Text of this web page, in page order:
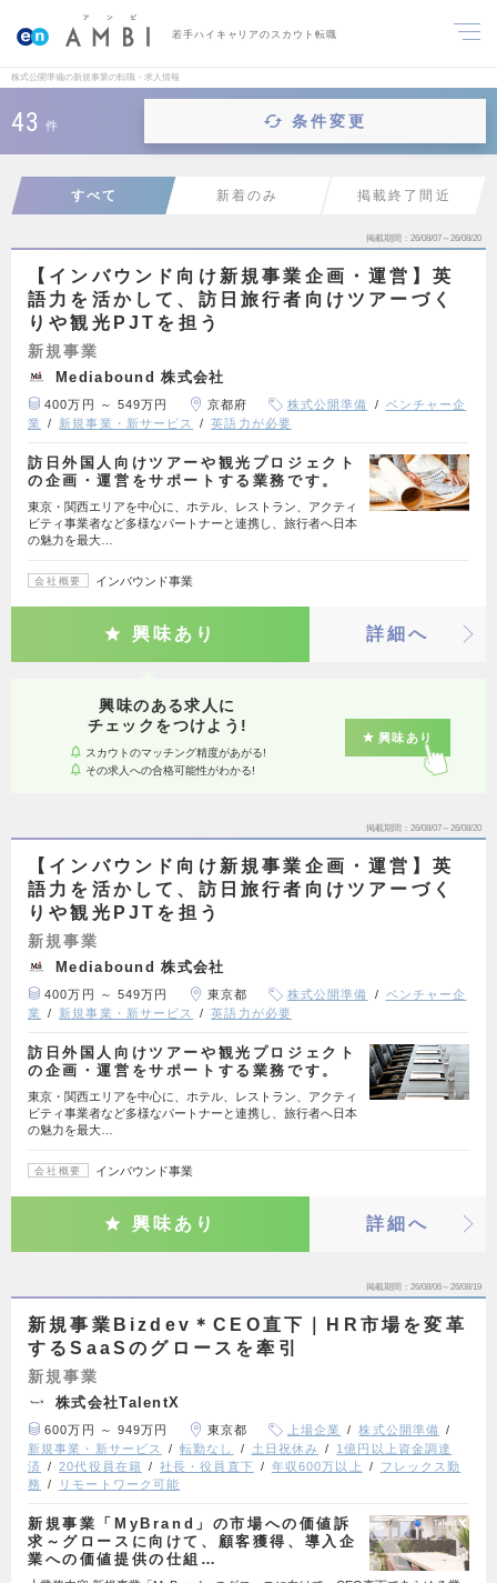
若手ハイキャリアのスカウト転職
株式公開準備の新規事業の転職・求人情報
43 件 条件変更
すべて 新着のみ 掲載終了間近
掲載期間 26/08/07～26/08/20
【インバウンド向け新規事業企画・運営】英
語力を活かして、訪日旅行者向けツアーづく
りや観光PJTを担う
新規事業
Mediabound 株式会社
400万円 ～ 549万円 京都府 株式公開準備
ベンチャー企
業
新規事業・新サービス 英語力が必要
訪日外国人向けツアーや観光プロジェクト
の企画・運営をサポートする業務です。
東京・関西エリアを中心に、ホテル、レストラン、アクティ
ビティ事業者など多様なパートナーと連携し、旅行者へ日本
の魅力を最大…
会社概要 インバウンド事業
興味あり 詳細へ
興味のある求人に
チェックをつけよう!
スカウトのマッチング精度があがる!
その求人への合格可能性がわかる!
興味あり
掲載期間 26/08/07～26/08/20
【インバウンド向け新規事業企画・運営】英
語力を活かして、訪日旅行者向けツアーづく
りや観光PJTを担う
新規事業
Mediabound 株式会社
400万円 ～ 549万円 東京都 株式公開準備
ベンチャー企
業
新規事業・新サービス 英語力が必要
訪日外国人向けツアーや観光プロジェクト
の企画・運営をサポートする業務です。
東京・関西エリアを中心に、ホテル、レストラン、アクティ
ビティ事業者など多様なパートナーと連携し、旅行者へ日本
の魅力を最大…
会社概要 インバウンド事業
興味あり 詳細へ
掲載期間 26/08/06～26/08/19
新規事業Bizdev＊CEO直下｜HR市場を変革
するSaaSのグロースを牽引
新規事業
株式会社TalentX
600万円 ～ 949万円 東京都 上場企業
株式公開準備
新規事業・新サービス
転勤なし 土日祝休み
1億円以上資金調達
済
20代役員在籍 社長・役員直下 年収600万以上
フレックス勤
務
リモートワーク可能
新規事業「MyBrand」の市場への価値訴
求～グロースに向けて、顧客獲得、導入企
業への価値提供の仕組…